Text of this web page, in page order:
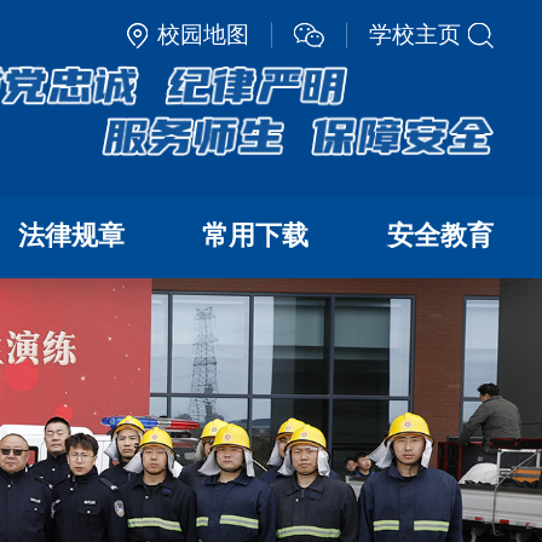
校园地图 学校主页
法律规章 常用下载 安全教育